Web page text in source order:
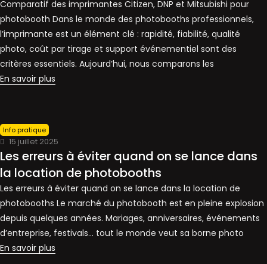
Comparatif des imprimantes Citizen, DNP et Mitsubishi pour
photobooth Dans le monde des photobooths professionnels,
l’imprimante est un élément clé : rapidité, fiabilité, qualité
photo, coût par tirage et support événementiel sont des
critères essentiels. Aujourd’hui, nous comparons les
En savoir plus
Info pratique
15 juillet 2025
Les erreurs à éviter quand on se lance dans
la location de photobooths
Les erreurs à éviter quand on se lance dans la location de
photobooths Le marché du photobooth est en pleine explosion
depuis quelques années. Mariages, anniversaires, événements
d’entreprise, festivals… tout le monde veut sa borne photo
En savoir plus